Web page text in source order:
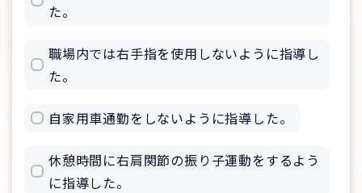
た。
職場内では右手指を使用しないように指導し
た。
自家用車通勤をしないように指導した。
休憩時間に右肩関節の振り子運動をするよう
に指導した。